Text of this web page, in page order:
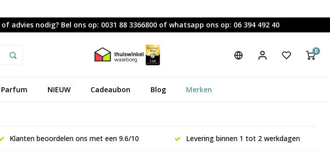
advies nodig? Bel ons op: 0031 88 3366800 of whatsapp ons op: 06 394 492 40
0
Parfum NIEUW Cadeaubon Blog Merken
Klanten beoordelen ons met een 9.6/10 Levering binnen 1 tot 2 werkdagen